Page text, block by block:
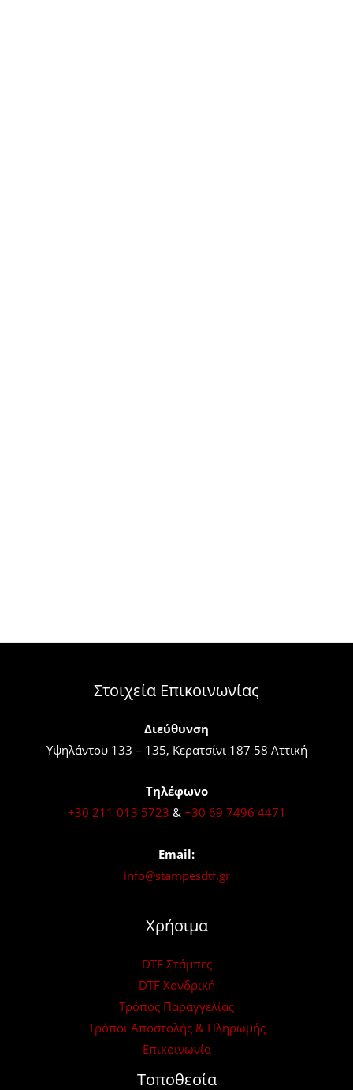
Στοιχεία Επικοινωνίας
Διεύθυνση
Υψηλάντου 133 – 135, Κερατσίνι 187 58 Αττική
Τηλέφωνο
+30 211 013 5723 & +30 69 7496 4471
Email:
info@stampesdtf.gr
Χρήσιμα
DTF Στάμπες
DTF Χονδρική
Τρόπος Παραγγελίας
Τρόποι Αποστολής & Πληρωμής
Επικοινωνία
Τοποθεσία